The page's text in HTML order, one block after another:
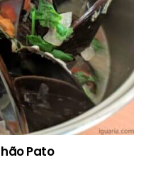
Pato